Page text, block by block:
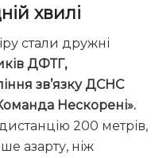
хвилі
стали дружні
ДФТГ,
зв’язку ДСНС
Нескорені».
200 метрів,
азарту, ніж